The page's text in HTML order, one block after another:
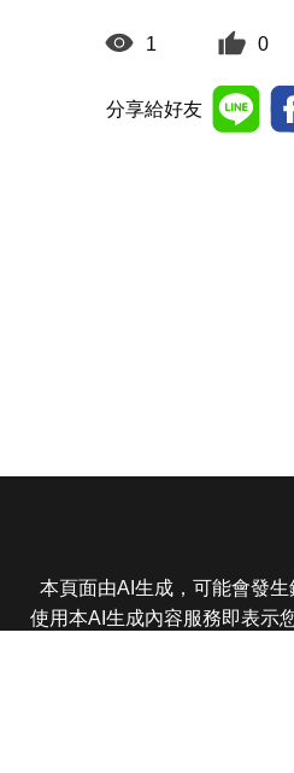
1 0
分享給好友
本頁面由AI生成，可能會發生
使用本AI生成內容服務即表示